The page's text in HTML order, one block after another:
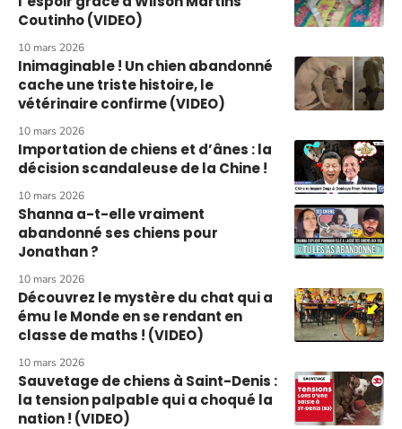
Coutinho (VIDEO)
10 mars 2026
Inimaginable ! Un chien abandonné
cache une triste histoire, le
vétérinaire confirme (VIDEO)
10 mars 2026
Importation de chiens et d’ânes : la
décision scandaleuse de la Chine !
10 mars 2026
Shanna a-t-elle vraiment
abandonné ses chiens pour
Jonathan ?
10 mars 2026
Découvrez le mystère du chat qui a
ému le Monde en se rendant en
classe de maths ! (VIDEO)
10 mars 2026
Sauvetage de chiens à Saint-Denis :
la tension palpable qui a choqué la
nation ! (VIDEO)